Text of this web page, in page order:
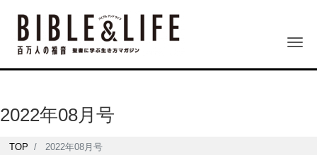
2022年08月号
TOP 2022年08月号